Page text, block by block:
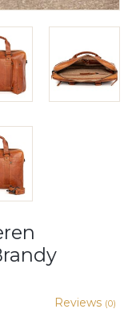
Reviews (0)